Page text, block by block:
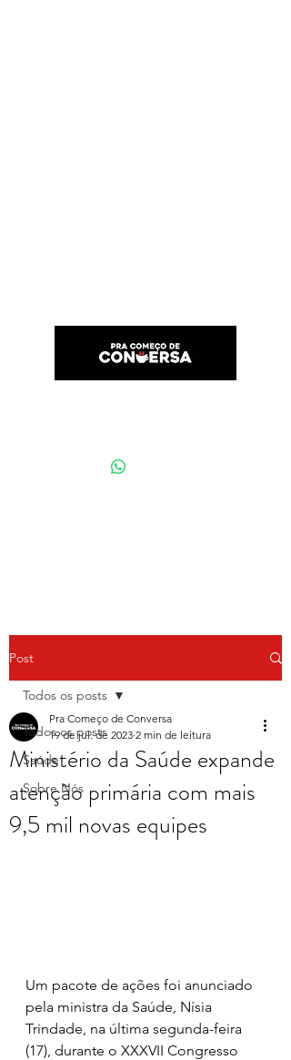
Post
Todos os posts
Saúde
Sobre Nós
Todos os posts
Ministério da Saúde expande
atenção primária com mais
9,5 mil novas equipes
Pra Começo de Conversa
19 de jul. de 2023 2 min de leitura
Um pacote de ações foi anunciado
pela ministra da Saúde, Nísia
Trindade, na última segunda-feira
(17), durante o XXXVII Congresso